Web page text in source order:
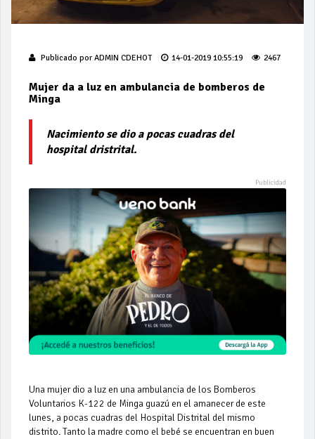
Publicado por ADMIN CDEHOT 14-01-2019 10:55:19 2467
Mujer da a luz en ambulancia de bomberos de
Minga
Nacimiento se dio a pocas cuadras del
hospital dristrital.
Una mujer dio a luz en una ambulancia de los Bomberos
Voluntarios K-122 de Minga guazú en el amanecer de este
lunes, a pocas cuadras del Hospital Distrital del mismo
distrito. Tanto la madre como el bebé se encuentran en buen